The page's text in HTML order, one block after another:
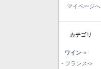
マイページへ
カテゴリ
ワイン->
- フランス->